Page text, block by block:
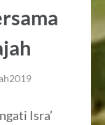
Isra’